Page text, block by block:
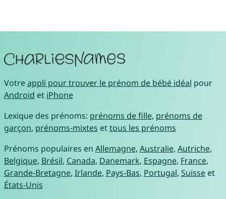
Votreappli pour trouver le prénom de bébé idéal pour
Android et iPhone
Lexique des prénoms: prénoms de fille, prénoms de
garçon, prénoms-mixtes ettous les prénoms
Prénoms populaires en Allemagne, Australie, Autriche,
Belgique, Brésil, Canada, Danemark, Espagne, France,
Grande-Bretagne, Irlande, Pays-Bas, Portugal, Suisseet
États-Unis